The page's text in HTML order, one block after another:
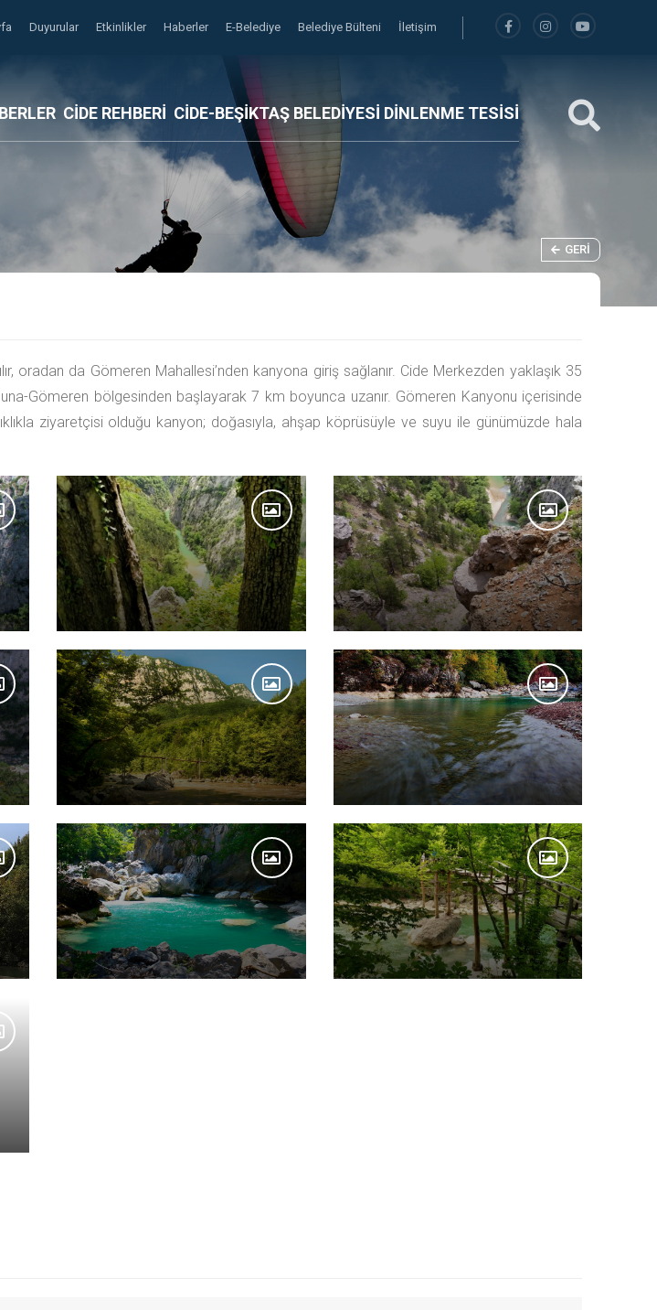
Duyurular Etkinlikler Haberler E-Belediye Belediye Bülteni İletişim
CİDE REHBERİ CİDE-BEŞİKTAŞ BELEDİYESİ DİNLENME TESİSİ
GERI
oradan da Gömeren Mahallesi’nden kanyona giriş sağlanır. Cide Merkezden yaklaşık 35
Gömeren bölgesinden başlayarak 7 km boyunca uzanır. Gömeren Kanyonu içerisinde
ziyaretçisi olduğu kanyon; doğasıyla, ahşap köprüsüyle ve suyu ile günümüzde hala